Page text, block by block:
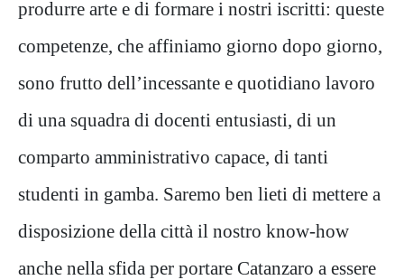
produrre arte e di formare i nostri iscritti: queste
competenze, che affiniamo giorno dopo giorno,
sono frutto dell’incessante e quotidiano lavoro
di una squadra di docenti entusiasti, di un
comparto amministrativo capace, di tanti
studenti in gamba. Saremo ben lieti di mettere a
disposizione della città il nostro know-how
anche nella sfida per portare Catanzaro a essere